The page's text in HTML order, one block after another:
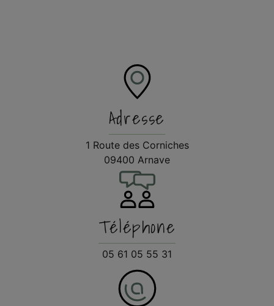
Adresse
1 Route des Corniches
09400 Arnave
Téléphone
05 61 05 55 31